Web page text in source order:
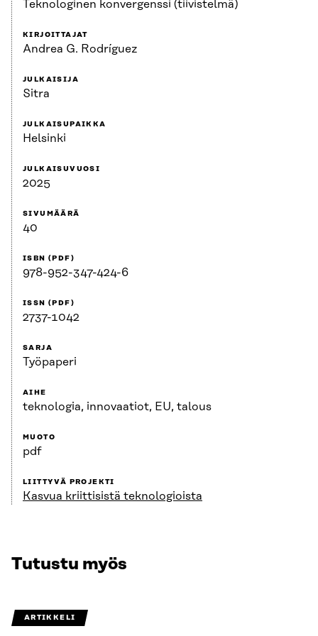
Teknologinen konvergenssi (tiivistelmä)
KIRJOITTAJAT
Andrea G. Rodríguez
JULKAISIJA
Sitra
JULKAISUPAIKKA
Helsinki
JULKAISUVUOSI
2025
SIVUMÄÄRÄ
40
ISBN (PDF)
978-952-347-424-6
ISSN (PDF)
2737-1042
SARJA
Työpaperi
AIHE
teknologia, innovaatiot, EU, talous
MUOTO
pdf
LIITTYVÄ PROJEKTI
Kasvua kriittisistä teknologioista
Tutustu myös
ARTIKKELI